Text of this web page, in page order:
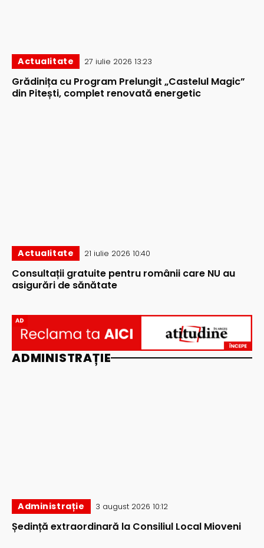
Actualitate 27 iulie 2026 13:23
Grădinița cu Program Prelungit „Castelul Magic”
din Pitești, complet renovată energetic
Actualitate 21 iulie 2026 10:40
Consultații gratuite pentru românii care NU au
asigurări de sănătate
AD
ADMINISTRAȚIE
Administrație 3 august 2026 10:12
Ședință extraordinară la Consiliul Local Mioveni